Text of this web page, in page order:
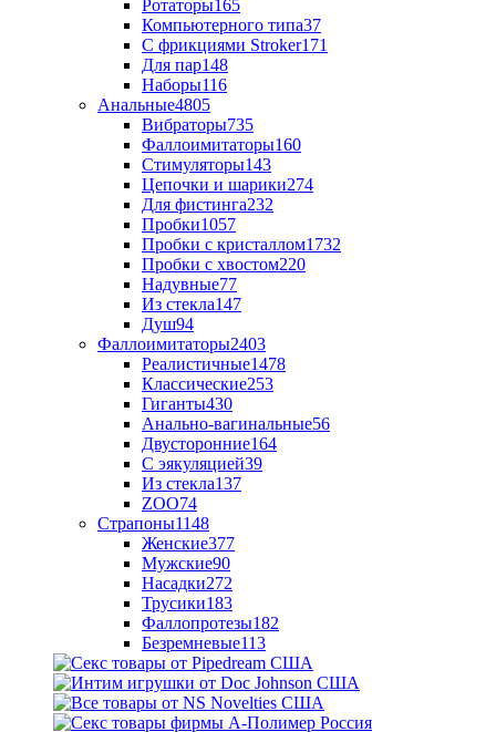
Ротаторы165
Компьютерного типа37
С фрикциями Stroker171
Для пар148
Наборы116
Анальные4805
Вибраторы735
Фаллоимитаторы160
Стимуляторы143
Цепочки и шарики274
Для фистинга232
Пробки1057
Пробки с кристаллом1732
Пробки с хвостом220
Надувные77
Из стекла147
Душ94
Фаллоимитаторы2403
Реалистичные1478
Классические253
Гиганты430
Анально-вагинальные56
Двусторонние164
С эякуляцией39
Из стекла137
ZOO74
Страпоны1148
Женские377
Мужские90
Насадки272
Трусики183
Фаллопротезы182
Безремневые113